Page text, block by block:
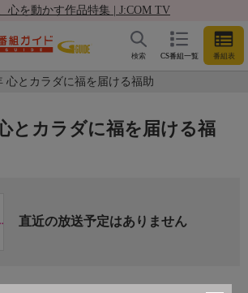
心を動かす作品特集 | J:COM TV
CS番組一覧 番組表
検索
心とカラダに福を届ける福助
とカラダに福を届ける福
直近の放送予定はありません